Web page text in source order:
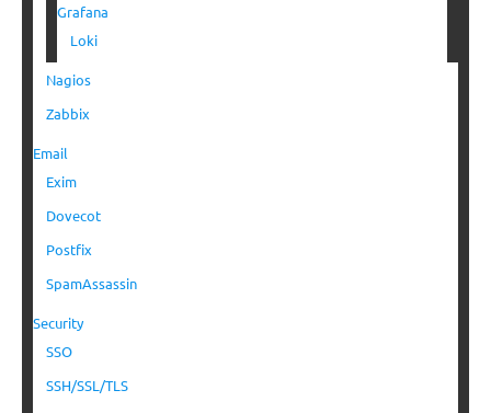
Grafana
Loki
Nagios
Zabbix
Email
Exim
Dovecot
Postfix
SpamAssassin
Security
SSO
SSH/SSL/TLS